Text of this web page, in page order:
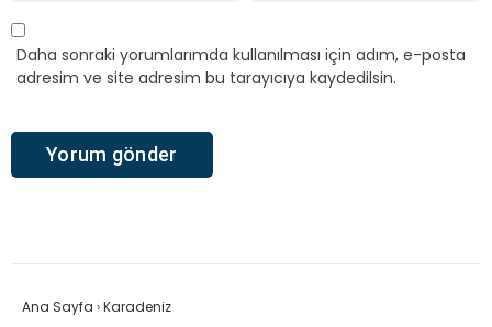
Daha sonraki yorumlarımda kullanılması için adım, e-posta
adresim ve site adresim bu tarayıcıya kaydedilsin.
Ana Sayfa ›Karadeniz